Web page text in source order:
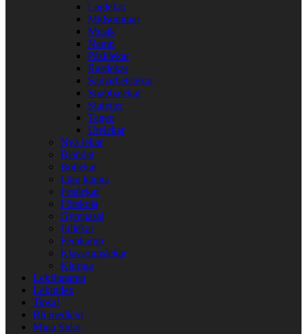
Laglekar
Midsommar
Musik
Namn
Påsklekar
Rastlekar
Samarbetslekar
Snabbalekar
Stafetter
Tagen
Utelekar
Nya lekar
Blandat
Bollekar
Lära känna
Festlekar
Förskola
Gympasal
Jullekar
Femkamp
Klassrumslekar
Kluriga
Lekfinnaren
Lekindex
Tipsa!
Bli medlem
Mina Sidor